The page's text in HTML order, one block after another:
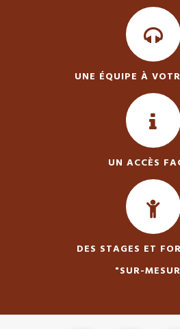
UNE ÉQUIPE À
UN ACCÈS
DES STAGES ET
"SUR-